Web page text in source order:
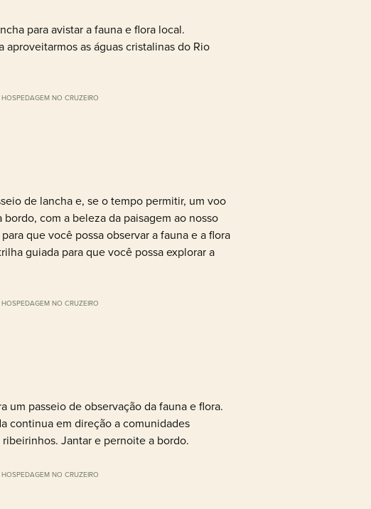
para avistar a fauna e flora local.
as águas cristalinas do Rio
HOSPEDAGEM NO CRUZEIRO
de lancha e, se o tempo permitir, um voo
com a beleza da paisagem ao nosso
que você possa observar a fauna e a flora
guiada para que você possa explorar a
HOSPEDAGEM NO CRUZEIRO
um passeio de observação da fauna e flora.
continua em direção a comunidades
Jantar e pernoite a bordo.
HOSPEDAGEM NO CRUZEIRO